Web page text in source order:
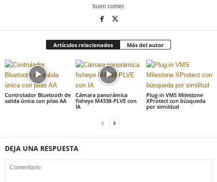
buen comer.
Artículos relacionados Más del autor
Controlador Bluetooth de
salida única con pilas AA
Cámara panorámica
fisheye M4338-PLVE con
IA
Plug-in VMS Milestone
XProtect con búsqueda
por similitud
DEJA UNA RESPUESTA